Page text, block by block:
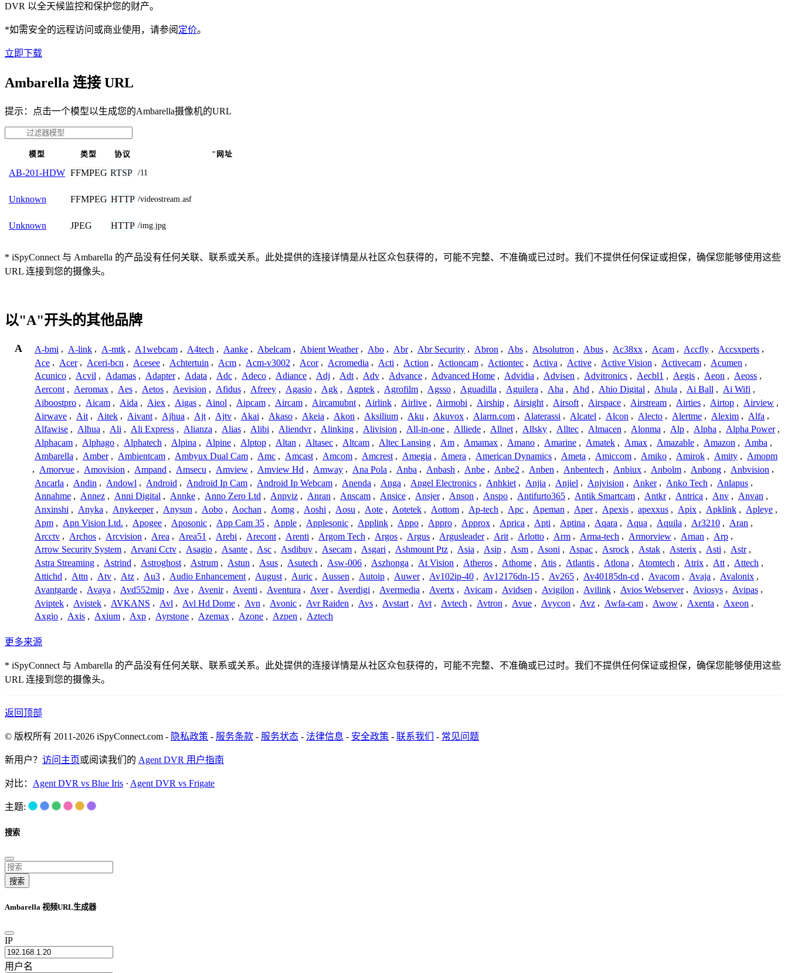
DVR 以全天候监控和保护您的财产。
*如需安全的远程访问或商业使用，请参阅 定价。
立即下载
Ambarella 连接 URL
提示：点击一个模型以生成您的Ambarella摄像机的URL
模型 类型 协议 "网址
AB-201-HDW FFMPEG RTSP /11
Unknown FFMPEG HTTP /videostream.asf
Unknown JPEG HTTP /img.jpg
* iSpyConnect 与 Ambarella 的产品没有任何关联、联系或关系。此处提供的连接详情是从社区众包获得的，可能不完整、不准确或已过时。我们不提供任何保证或担保，确保您能够使用这些
URL 连接到您的摄像头。
以"A"开头的其他品牌
A A-bmi , A-link , A-mtk , A1webcam , A4tech , Aanke , Abelcam , Abient Weather , Abo , Abr , Abr Security , Abron , Abs , Absolutron , Abus , Ac38xx , Acam , Accfly , Accsxperts ,
Ace , Acer , Aceri-bcn , Acesee , Achtertuin , Acm , Acm-v3002 , Acor , Acromedia , Acti , Action , Actioncam , Actiontec , Activa , Active , Active Vision , Activecam , Acumen ,
Acunico , Acvil , Adamas , Adapter , Adata , Adc , Adeco , Adiance , Adj , Adt , Adv , Advance , Advanced Home , Advidia , Advisen , Advitronics , Aecbl1 , Aegis , Aeon , Aeoss ,
Aercont , Aeromax , Aes , Aetos , Aevision , Afidus , Afreey , Agasio , Agk , Agptek , Agrofilm , Agsso , Aguadilla , Aguilera , Aha , Ahd , Ahio Digital , Ahula , Ai Ball , Ai Wifi ,
Aiboostpro , Aicam , Aida , Aiex , Aigas , Ainol , Aipcam , Aircam , Aircamubnt , Airlink , Airlive , Airmobi , Airship , Airsight , Airsoft , Airspace , Airstream , Airties , Airtop , Airview ,
Airwave , Ait , Aitek , Aivant , Ajhua , Ajt , Ajtv , Akai , Akaso , Akeia , Akon , Aksilium , Aku , Akuvox , Alarm.com , Alaterassi , Alcatel , Alcon , Alecto , Alertme , Alexim , Alfa ,
Alfawise , Alhua , Ali , Ali Express , Alianza , Alias , Alibi , Aliendvr , Alinking , Alivision , All-in-one , Alliede , Allnet , Allsky , Alltec , Almacen , Alonma , Alp , Alpha , Alpha Power ,
Alphacam , Alphago , Alphatech , Alpina , Alpine , Alptop , Altan , Altasec , Altcam , Altec Lansing , Am , Amamax , Amano , Amarine , Amatek , Amax , Amazable , Amazon , Amba ,
Ambarella , Amber , Ambientcam , Ambyux Dual Cam , Amc , Amcast , Amcom , Amcrest , Amegia , Amera , American Dynamics , Ameta , Amiccom , Amiko , Amirok , Amity , Amopm
, Amorvue , Amovision , Ampand , Amsecu , Amview , Amview Hd , Amway , Ana Pola , Anba , Anbash , Anbe , Anbe2 , Anben , Anbentech , Anbiux , Anbolm , Anbong , Anbvision ,
Ancarla , Andin , Andowl , Android , Android Ip Cam , Android Ip Webcam , Anenda , Anga , Angel Electronics , Anhkiet , Anjia , Anjiel , Anjvision , Anker , Anko Tech , Anlapus ,
Annahme , Annez , Anni Digital , Annke , Anno Zero Ltd , Anpviz , Anran , Anscam , Ansice , Ansjer , Anson , Anspo , Antifurto365 , Antik Smartcam , Antkr , Antrica , Anv , Anvan ,
Anxinshi , Anyka , Anykeeper , Anysun , Aobo , Aochan , Aomg , Aoshi , Aosu , Aote , Aotetek , Aottom , Ap-tech , Apc , Apeman , Aper , Apexis , apexxus , Apix , Apklink , Apleye ,
Apm , Apn Vision Ltd. , Apogee , Aposonic , App Cam 35 , Apple , Applesonic , Applink , Appo , Appro , Approx , Aprica , Apti , Aptina , Aqara , Aqua , Aquila , Ar3210 , Aran ,
Arcctv , Archos , Arcvision , Area , Area51 , Arebi , Arecont , Arenti , Argom Tech , Argos , Argus , Argusleader , Arit , Arlotto , Arm , Arma-tech , Armorview , Arnan , Arp ,
Arrow Security System , Arvani Cctv , Asagio , Asante , Asc , Asdibuy , Asecam , Asgari , Ashmount Ptz , Asia , Asip , Asm , Asoni , Aspac , Asrock , Astak , Asterix , Asti , Astr ,
Astra Streaming , Astrind , Astroghost , Astrum , Astun , Asus , Asutech , Asw-006 , Aszhonga , At Vision , Atheros , Athome , Atis , Atlantis , Atlona , Atomtech , Atrix , Att , Attech ,
Attichd , Attn , Atv , Atz , Au3 , Audio Enhancement , August , Auric , Aussen , Autoip , Auwer , Av102ip-40 , Av12176dn-15 , Av265 , Av40185dn-cd , Avacom , Avaja , Avalonix ,
Avantgarde , Avaya , Avd552mip , Ave , Avenir , Aventi , Aventura , Aver , Averdigi , Avermedia , Avertx , Avicam , Avidsen , Avigilon , Avilink , Avios Webserver , Aviosys , Avipas ,
Aviptek , Avistek , AVKANS , Avl , Avl Hd Dome , Avn , Avonic , Avr Raiden , Avs , Avstart , Avt , Avtech , Avtron , Avue , Avycon , Avz , Awfa-cam , Awow , Axenta , Axeon ,
Axgio , Axis , Axium , Axp , Ayrstone , Azemax , Azone , Azpen , Aztech
更多来源
* iSpyConnect 与 Ambarella 的产品没有任何关联、联系或关系。此处提供的连接详情是从社区众包获得的，可能不完整、不准确或已过时。我们不提供任何保证或担保，确保您能够使用这些
URL 连接到您的摄像头。
返回顶部
© 版权所有 2011-2026 iSpyConnect.com - 隐私政策 - 服务条款 - 服务状态 - 法律信息 - 安全政策 - 联系我们 - 常见问题
新用户？ 访问主页或阅读我们的 Agent DVR 用户指南
对比： Agent DVR vs Blue Iris · Agent DVR vs Frigate
主题:
搜索
搜索
Ambarella 视频URL生成器
IP
用户名